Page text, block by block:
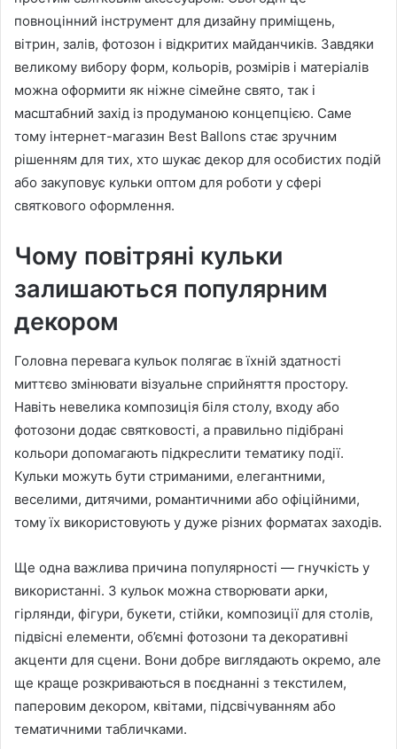
повноцінний інструмент для дизайну приміщень,
вітрин, залів, фотозон і відкритих майданчиків. Завдяки
великому вибору форм, кольорів, розмірів і матеріалів
можна оформити як ніжне сімейне свято, так і
масштабний захід із продуманою концепцією. Саме
тому інтернет-магазин Best Ballons стає зручним
рішенням для тих, хто шукає декор для особистих подій
або закуповує кульки оптом для роботи у сфері
святкового оформлення.
Чому повітряні кульки
залишаються популярним
декором
Головна перевага кульок полягає в їхній здатності
миттєво змінювати візуальне сприйняття простору.
Навіть невелика композиція біля столу, входу або
фотозони додає святковості, а правильно підібрані
кольори допомагають підкреслити тематику події.
Кульки можуть бути стриманими, елегантними,
веселими, дитячими, романтичними або офіційними,
тому їх використовують у дуже різних форматах заходів.
Ще одна важлива причина популярності — гнучкість у
використанні. З кульок можна створювати арки,
гірлянди, фігури, букети, стійки, композиції для столів,
підвісні елементи, об’ємні фотозони та декоративні
акценти для сцени. Вони добре виглядають окремо, але
ще краще розкриваються в поєднанні з текстилем,
паперовим декором, квітами, підсвічуванням або
тематичними табличками.